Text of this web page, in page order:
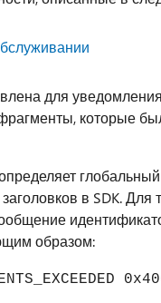
для
которые
в SDK. Для
образом: